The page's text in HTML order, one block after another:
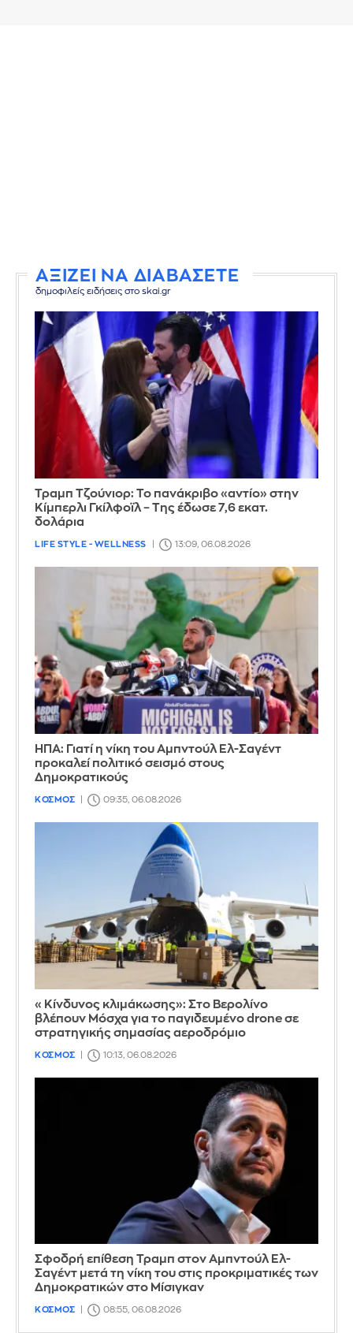
ΑΞΙΖΕΙ ΝΑ ΔΙΑΒΑΣΕΤΕ
δημοφιλείς ειδήσεις στο skai.gr
Τραμπ Τζούνιορ: Το πανάκριβο «αντίο» στην
Κίμπερλι Γκίλφοϊλ – Της έδωσε 7,6 εκατ.
δολάρια
LIFE STYLE - WELLNESS 13:09, 06.08.2026
ΗΠΑ: Γιατί η νίκη του Αμπντούλ Ελ-Σαγέντ
προκαλεί πολιτικό σεισμό στους
Δημοκρατικούς
ΚΟΣΜΟΣ 09:35, 06.08.2026
«Κίνδυνος κλιμάκωσης»: Στο Βερολίνο
βλέπουν Μόσχα για το παγιδευμένο drone σε
στρατηγικής σημασίας αεροδρόμιο
ΚΟΣΜΟΣ 10:13, 06.08.2026
Σφοδρή επίθεση Τραμπ στον Αμπντούλ Ελ-
Σαγέντ μετά τη νίκη του στις προκριματικές των
Δημοκρατικών στο Μίσιγκαν
ΚΟΣΜΟΣ 08:55, 06.08.2026